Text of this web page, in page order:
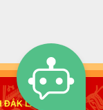
ĐẮK LẮK